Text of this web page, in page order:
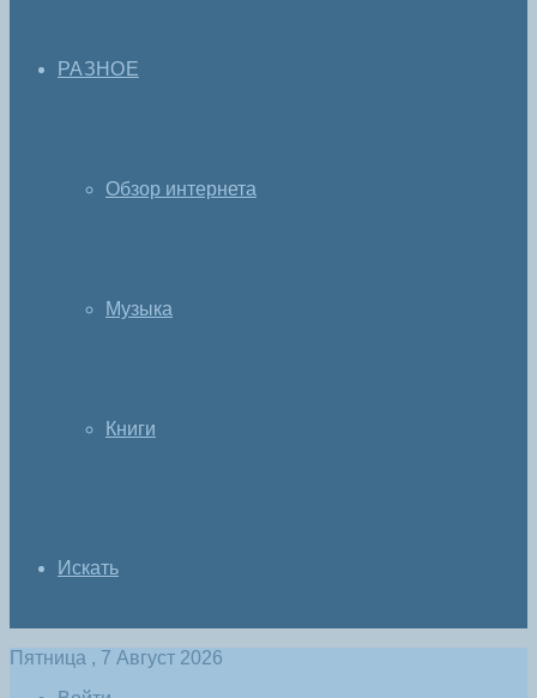
РАЗНОЕ
Обзор интернета
Музыка
Книги
Искать
Пятница , 7 Август 2026